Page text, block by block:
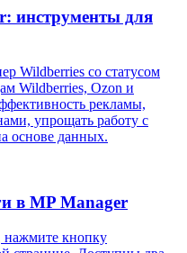
инструменты для
Wildberries со статусом
Wildberries, Ozon и
рекламы,
упрощать работу с
основе данных.
в MP Manager
нажмите кнопку